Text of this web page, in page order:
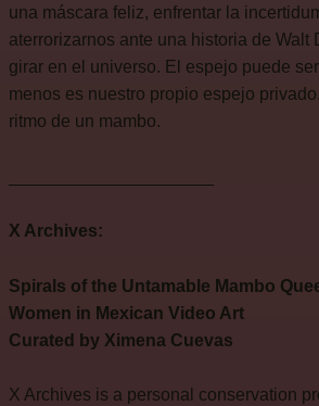
una máscara feliz, enfrentar la
aterrorizarnos ante una historia de Walt
girar en el universo. El espejo puede
menos es nuestro propio espejo
ritmo de un mambo.
X Archives:
Spirals of the Untamable Mambo
Women in Mexican Video Art
Curated by Ximena Cuevas
X Archives is a personal conservation